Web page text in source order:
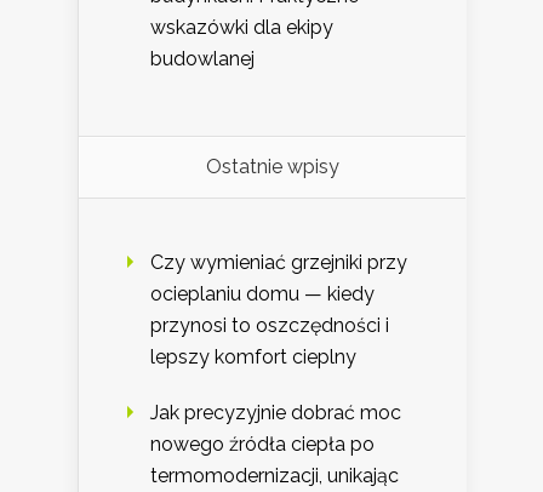
wskazówki dla ekipy
budowlanej
Ostatnie wpisy
Czy wymieniać grzejniki przy
ocieplaniu domu — kiedy
przynosi to oszczędności i
lepszy komfort cieplny
Jak precyzyjnie dobrać moc
nowego źródła ciepła po
termomodernizacji, unikając